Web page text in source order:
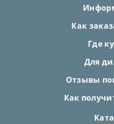
Как
Где
Для
Отзывы
Как